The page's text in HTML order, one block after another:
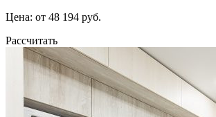
Цена: от 48 194 руб.
Рассчитать